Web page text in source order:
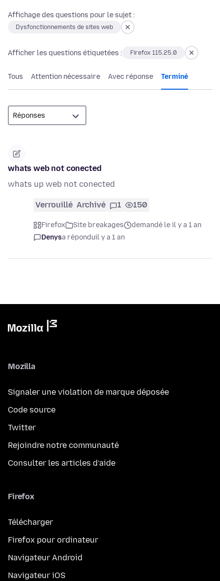
Affichage des questions pour le sujet :
Dysfonctionnements de sites web
Afficher les questions étiquetées : Firefox 115.25.0
Tous Attention nécessaire Avec réponse Terminé
whats web not conected
whats up web not conected
Verrouillé Archivé 1 150
Firefox Site breakages
demandé le il y a 1 an
Denysa réponduil y a 1 an
Mozilla
Signaler une violation de marque déposée
Code source
Twitter
Rejoindre notre communauté
Consulter les articles d’aide
Firefox
Télécharger
Firefox pour ordinateur
Navigateur Android
Navigateur iOS